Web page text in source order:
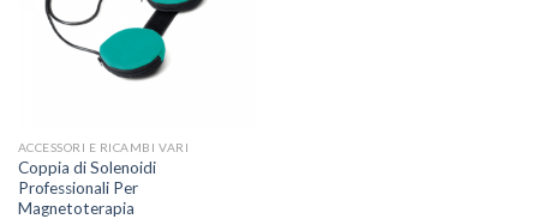
ACCESSORI E RICAMBI VARI
Coppia di Solenoidi
Professionali Per
Magnetoterapia